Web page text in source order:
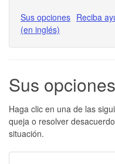
Sus opciones Reciba
(en inglés)
Sus opciones
Haga clic en una de las
queja o resolver
situación.